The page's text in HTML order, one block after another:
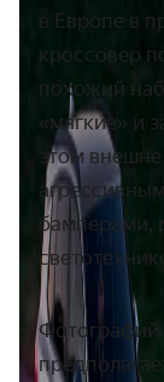
в Европе в
кроссовер
похожий
«мягкие» и
этом
бамперами,
Фотографий